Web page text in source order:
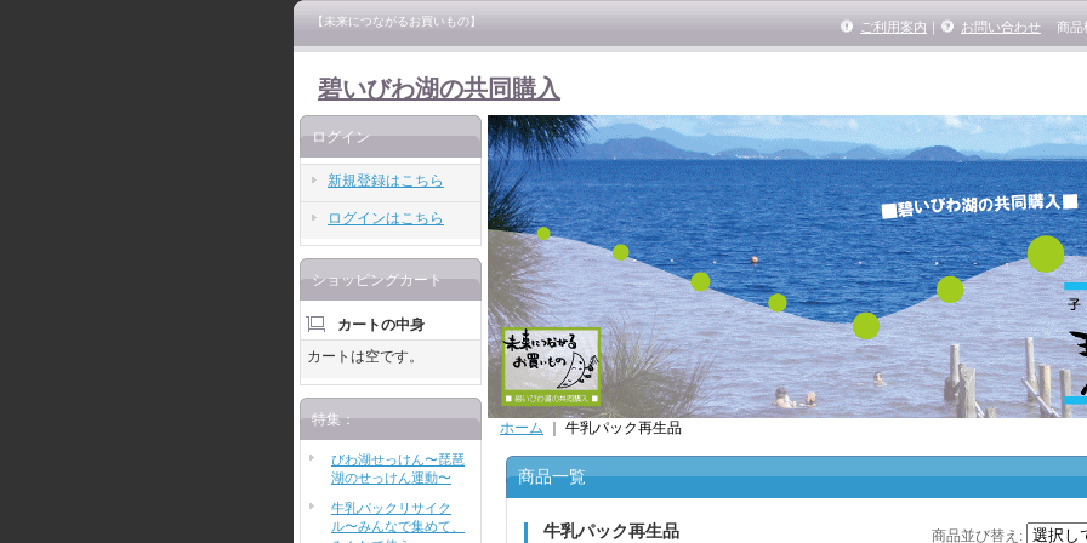
【未来につながるお買いもの】
碧いびわ湖の共同購入
ご利用案内 ｜ お問い合わせ 商品
ログイン
新規登録はこちら
ログインはこちら
ショッピングカート
カートの中身
カートは空です。
特集：
びわ湖せっけん〜琵琶
湖のせっけん運動〜
牛乳パックリサイク
ル〜みんなで集めて、
ホーム 牛乳パック再生品
商品一覧
牛乳パック再生品 商品並び替え :